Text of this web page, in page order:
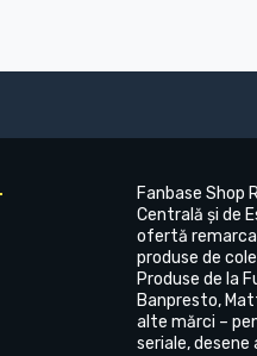
Fanbase Shop
Centrală și de
ofertă
produse de
Produse de la
Banpresto,
alte mărci –
seriale, desene